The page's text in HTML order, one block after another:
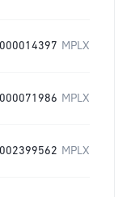
MPLX
MPLX
MPLX